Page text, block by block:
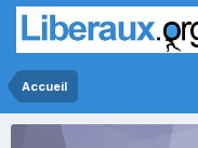
Accueil